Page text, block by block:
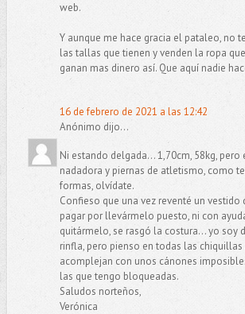
web.
Y aunque me hace gracia el pataleo, no
las tallas que tienen y venden la ropa
ganan mas dinero así. Que aquí nadie
16 de febrero de 2021 a las 12:42
Anónimo dijo...
Ni estando delgada... 1,70cm, 58kg, pero
nadadora y piernas de atletismo, como
formas, olvídate.
Confieso que una vez reventé un vestido
pagar por llevármelo puesto, ni con
quitármelo, se rasgó la costura... yo soy
rinfla, pero pienso en todas las chiquillas
acomplejan con unos cánones
las que tengo bloqueadas.
Saludos norteños,
Verónica